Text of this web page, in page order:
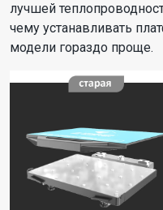
лучшей
чему устанавливать
модели гораздо проще.